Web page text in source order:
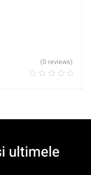
(0 reviews)
ultimele